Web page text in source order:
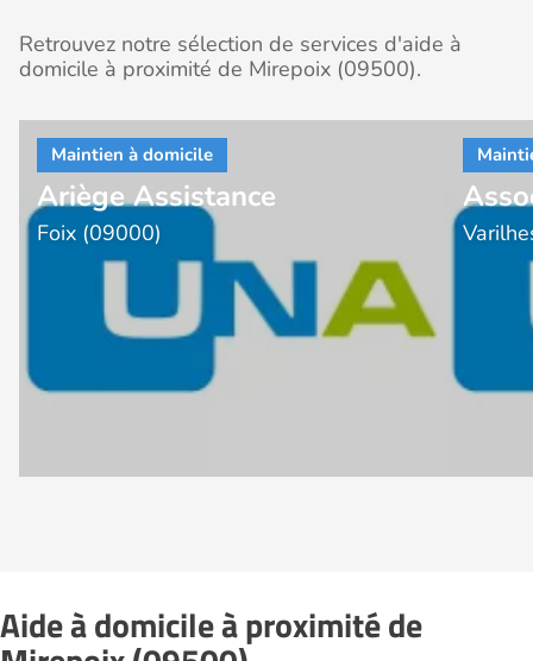
Retrouvez notre sélection de services d'aide à
domicile à proximité de Mirepoix (09500).
Ariège Assistance
Foix (09000)
Aide à domicile à proximité de